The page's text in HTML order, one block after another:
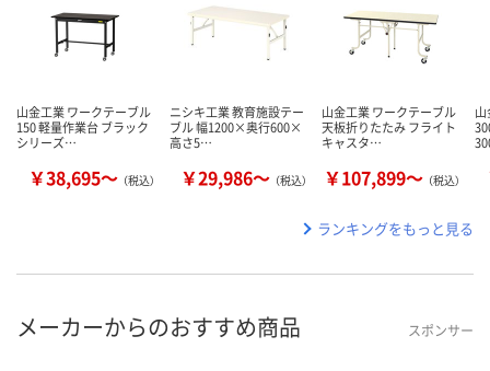
山金工業 ワークテーブル
150 軽量作業台 ブラック
シリーズ…
￥38,695～ （税込）
ニシキ工業 教育施設テー
ブル 幅1200×奥行600×
高さ5…
￥29,986～ （税込）
山金工業 ワークテーブル
天板折りたたみ フライト
キャスタ…
￥107,899～ （税込）
ランキングをもっと見る
メーカーからのおすすめ商品 スポンサー